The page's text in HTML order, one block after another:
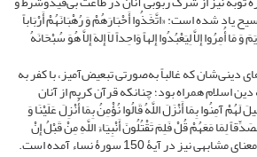
یاد شده است: «اتَّخَذُوا أَحْبَارَهُمْ وَ رُهْبَانَهُمْ أَرْبَاباً
أُمِرُوا إِلاَّ لِیَعْبُدُوا إِلهاً وَاحِداً لاَ إِلهَ إِلاَّ هُوَ سُبْحَانَهُ
دینی‌شان که غالباً به‌صورتی تبعیض‌آمیز، با کفر به
اسلام همراه بود؛ چنانکه قرآن کریم از آنان
آمِنُوا بِمَا أَنْزَلَ اللَّهُ قَالُوا نُؤْمِنُ بِمَا أُنْزِلَ عَلَیْنَا وَ
لِمَا مَعَهُمْ قُلْ فَلِمَ تَقْتُلُونَ أَنْبِیَاءَ اللَّهِ مِنْ قَبْلُ إِنْ